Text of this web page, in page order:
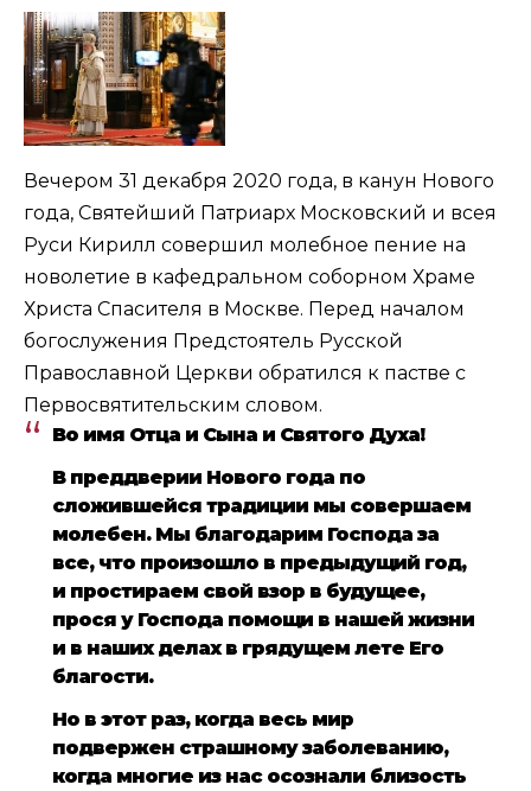
Вечером 31 декабря 2020 года, в канун Нового
года, Святейший Патриарх Московский и всея
Руси Кирилл совершил молебное пение на
новолетие в кафедральном соборном Храме
Христа Спасителя в Москве. Перед началом
богослужения Предстоятель Русской
Православной Церкви обратился к пастве с
Первосвятительским словом.
Во имя Отца и Сына и Святого Духа!
В преддверии Нового года по
сложившейся традиции мы совершаем
молебен. Мы благодарим Господа за
все, что произошло в предыдущий год,
и простираем свой взор в будущее,
прося у Господа помощи в нашей жизни
и в наших делах в грядущем лете Его
благости.
Но в этот раз, когда весь мир
подвержен страшному заболеванию,
когда многие из нас осознали близость